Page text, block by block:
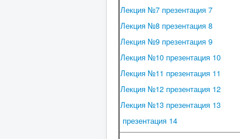
Лекция №7 презентация 7
Лекция №8 презентация 8
Лекция №9 презентация 9
Лекция №10 презентация 10
Лекция №11 презентация 11
Лекция №12 презентация 12
Лекция №13 презентация 13
презентация 14